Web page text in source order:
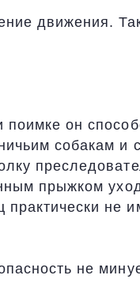
движения.
он
собакам
прыжком
не
не